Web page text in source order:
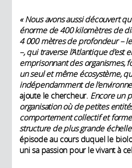
« Nous avons aussi découvert
énorme de 400 kilomètres de
4 000 mètres de profondeur –
–, qui traverse l’Atlantique d’est
emprisonnant des organismes,
un seul et même écosystème,
indépendamment de
ajoute le chercheur. Encore un
organisation où de petites
comportement collectif et
structure de plus grande
épisode au cours duquel le
uni sa passion pour le vivant à